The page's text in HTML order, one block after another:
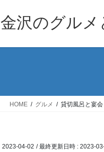
金沢のグルメ
HOME グルメ 貸切風呂と宴
2023-04-02 / 最終更新日時 : 2023-